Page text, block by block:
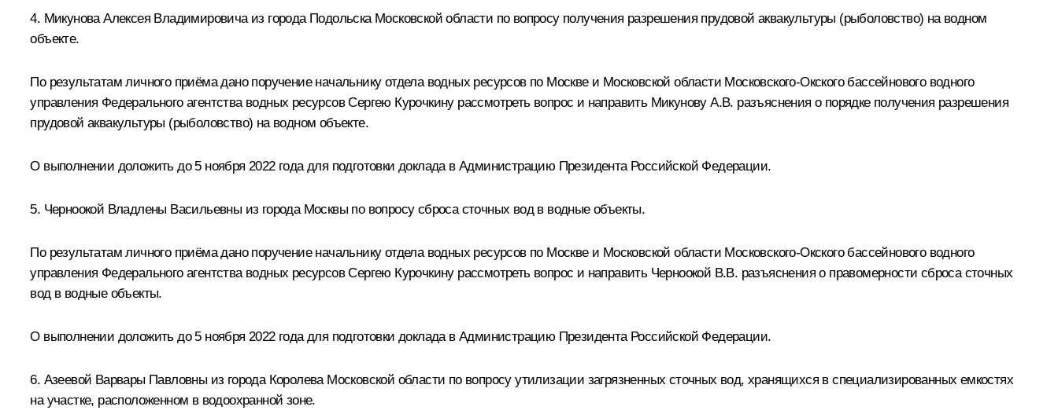
4. Микунова Алексея Владимировича из города Подольска Московской области по вопросу получения разрешения прудовой аквакультуры (рыболовство) на водном
объекте.
По результатам личного приёма дано поручение начальнику отдела водных ресурсов по Москве и Московской области Московского-Окского бассейнового водного
управления Федерального агентства водных ресурсов Сергею Курочкину рассмотреть вопрос и направить Микунову А.В. разъяснения о порядке получения разрешения
прудовой аквакультуры (рыболовство) на водном объекте.
О выполнении доложить до 5 ноября 2022 года для подготовки доклада в Администрацию Президента Российской Федерации.
5. Черноокой Владлены Васильевны из города Москвы по вопросу сброса сточных вод в водные объекты.
По результатам личного приёма дано поручение начальнику отдела водных ресурсов по Москве и Московской области Московского-Окского бассейнового водного
управления Федерального агентства водных ресурсов Сергею Курочкину рассмотреть вопрос и направить Черноокой В.В. разъяснения о правомерности сброса сточных
вод в водные объекты.
О выполнении доложить до 5 ноября 2022 года для подготовки доклада в Администрацию Президента Российской Федерации.
6. Азеевой Варвары Павловны из города Королева Московской области по вопросу утилизации загрязненных сточных вод, хранящихся в специализированных емкостях
на участке, расположенном в водоохранной зоне.